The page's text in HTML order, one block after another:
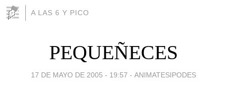
A LAS 6 Y PICO
PEQUEÑECES
17 DE MAYO DE 2005 - 19:57 - ANIMATESIPODES